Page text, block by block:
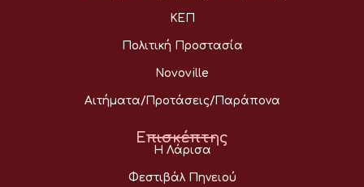
ΚΕΠ
Πολιτική Προστασία
Novoville
Αιτήματα/Προτάσεις/Παράπονα
Επισκέπτης
Η Λάρισα
Φεστιβάλ Πηνειού